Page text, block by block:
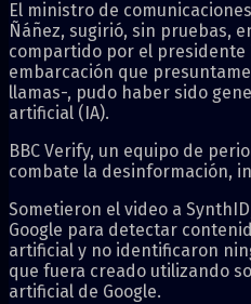
El ministro de
Ñáñez, sugirió, sin pruebas,
compartido por el presidente
embarcación que
llamas-, pudo haber sido
artificial (IA).
BBC Verify, un equipo de
combate la desinformación,
Sometieron el video a
Google para detectar
artificial y no identificaron
que fuera creado utilizando
artificial de Google.